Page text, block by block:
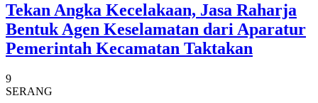
Tekan Angka Kecelakaan, Jasa Raharja
Bentuk Agen Keselamatan dari Aparatur
Pemerintah Kecamatan Taktakan
9
SERANG